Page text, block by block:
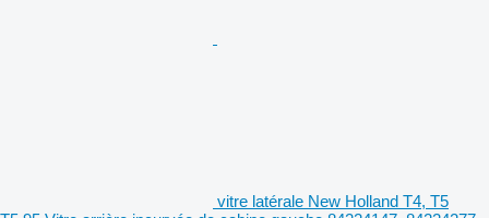
vitre latérale New Holland T4, T5